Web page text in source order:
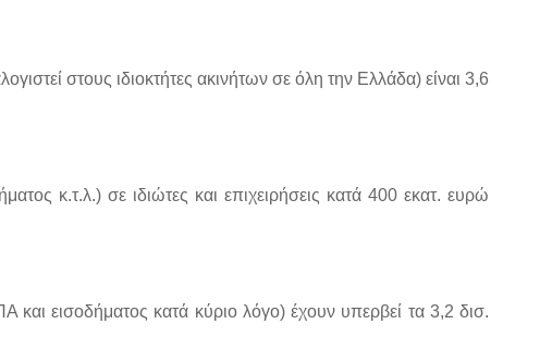
στους ιδιοκτήτες ακινήτων σε όλη την Ελλάδα) είναι 3,6
κ.τ.λ.) σε ιδιώτες και επιχειρήσεις κατά 400 εκατ. ευρώ
εισοδήματος κατά κύριο λόγο) έχουν υπερβεί τα 3,2 δισ.